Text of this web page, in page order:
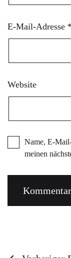
E-Mail-Adresse *
Website
Name, E-
meinen